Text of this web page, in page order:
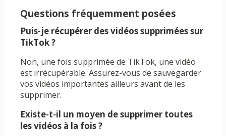
Questions fréquemment posées
Puis-je récupérer des vidéos supprimées sur
TikTok ?
Non, une fois supprimée de TikTok, une vidéo
est irrécupérable. Assurez-vous de sauvegarder
vos vidéos importantes ailleurs avant de les
supprimer.
Existe-t-il un moyen de supprimer toutes
les vidéos à la fois ?